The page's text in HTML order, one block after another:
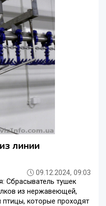
линии
09.12.2024, 09:03
Сбрасыватель тушек
из нержавеющей,
птицы, которые проходят